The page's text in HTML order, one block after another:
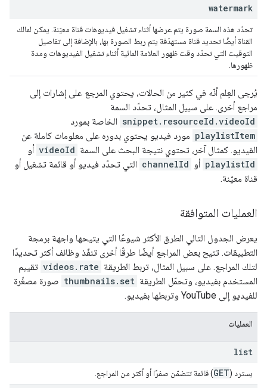
watermark
تحدّد هذه السمة صورة يتم عرضها أثناء تشغيل فيديوهات قناة معيّنة. يمكن لمالك
القناة أيضًا تحديد قناة مستهدَفة يتم ربط الصورة بها، بالإضافة إلى تفاصيل
التوقيت التي تحدّد وقت ظهور العلامة المائية أثناء تشغيل الفيديوهات ومدة
ظهورها.
يُرجى العِلم أنّه في كثير من الحالات، يحتوي المرجع على إشارات إلى
مراجع أخرى. على سبيل المثال، تحدّد السمة
snippet.resourceId.videoId الخاصة بمورد
playlistItem مورد فيديو يحتوي بدوره على معلومات كاملة عن
الفيديو. كمثال آخر، تحتوي نتيجة البحث على السمة videoId أو
playlistId أو channelId التي تحدّد فيديو أو قائمة تشغيل أو
قناة معيّنة.
العمليات المتوافقة
يعرض الجدول التالي الطرق الأكثر شيوعًا التي يتيحها واجهة برمجة
التطبيقات. تتيح بعض المراجع أيضًا طرقًا أخرى تنفّذ وظائف أكثر تحديدًا
لتلك المراجع. على سبيل المثال، تربط الطريقة videos.rate تقييم
المستخدم بفيديو، وتحمّل الطريقة thumbnails.set صورة مصغّرة
للفيديو إلى YouTube وتربطها بفيديو.
العمليات
list
يسترد (GET) قائمة تتضمّن صفرًا أو أكثر من المراجع.